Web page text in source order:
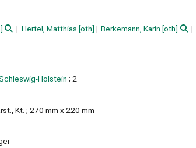
Hertel, Matthias [oth] Berkemann, Karin [oth]
Holstein ; 2
Kt. ; 270 mm x 220 mm